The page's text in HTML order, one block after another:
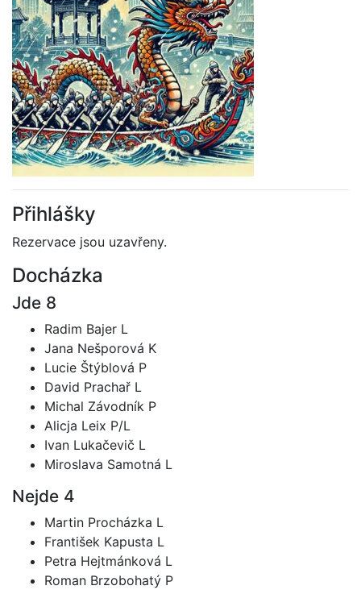
Přihlášky
Rezervace jsou uzavřeny.
Docházka
Jde 8
Radim Bajer L
Jana Nešporová K
Lucie Štýblová P
David Prachař L
Michal Závodník P
Alicja Leix P/L
Ivan Lukačevič L
Miroslava Samotná L
Nejde 4
Martin Procházka L
František Kapusta L
Petra Hejtmánková L
Roman Brzobohatý P